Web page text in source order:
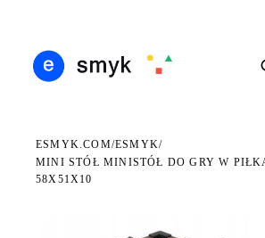
ESMYK.COM/ESMYK/
MINI STÓŁ MINISTÓŁ DO GRY W
58X51X10